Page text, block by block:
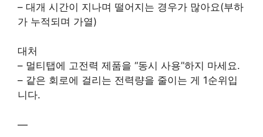
– 대개 시간이 지나며 떨어지는 경우가 많아요(부하
가 누적되며 가열)
대처
– 멀티탭에 고전력 제품을 “동시 사용”하지 마세요.
– 같은 회로에 걸리는 전력량을 줄이는 게 1순위입
니다.
—